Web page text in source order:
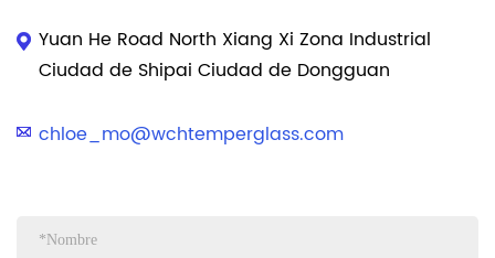
Yuan He Road North Xiang Xi Zona Industrial
Ciudad de Shipai Ciudad de Dongguan
chloe_mo@wchtemperglass.com